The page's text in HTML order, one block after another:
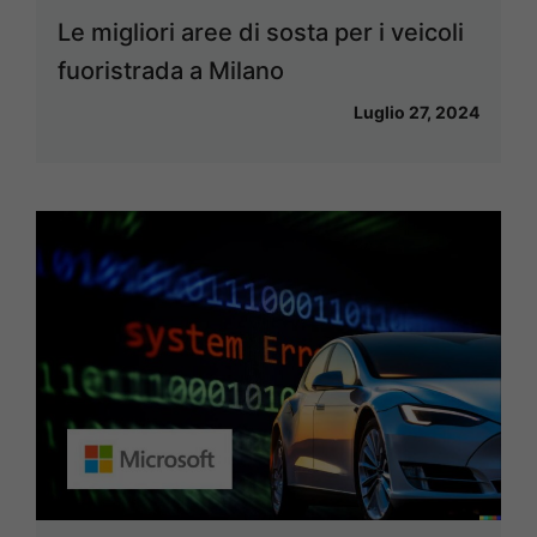
Le migliori aree di sosta per i veicoli
fuoristrada a Milano
Luglio 27, 2024